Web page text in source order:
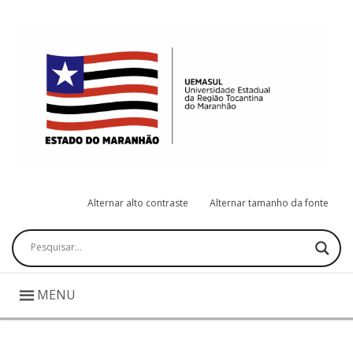
Alternar alto contraste Alternar tamanho da fonte
Pesquisar
MENU